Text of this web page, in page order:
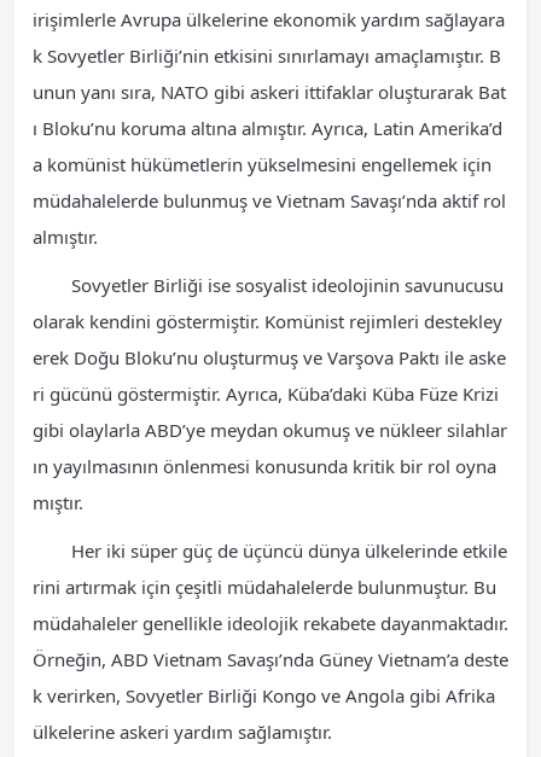
irişimlerle Avrupa ülkelerine ekonomik yardım sağlayara
k Sovyetler Birliği’nin etkisini sınırlamayı amaçlamıştır. B
unun yanı sıra, NATO gibi askeri ittifaklar oluşturarak Bat
ı Bloku’nu koruma altına almıştır. Ayrıca, Latin Amerika’d
a komünist hükümetlerin yükselmesini engellemek için
müdahalelerde bulunmuş ve Vietnam Savaşı’nda aktif rol
almıştır.
Sovyetler Birliği ise sosyalist ideolojinin savunucusu
olarak kendini göstermiştir. Komünist rejimleri destekley
erek Doğu Bloku’nu oluşturmuş ve Varşova Paktı ile aske
ri gücünü göstermiştir. Ayrıca, Küba’daki Küba Füze Krizi
gibi olaylarla ABD’ye meydan okumuş ve nükleer silahlar
ın yayılmasının önlenmesi konusunda kritik bir rol oyna
mıştır.
Her iki süper güç de üçüncü dünya ülkelerinde etkile
rini artırmak için çeşitli müdahalelerde bulunmuştur. Bu
müdahaleler genellikle ideolojik rekabete dayanmaktadır.
Örneğin, ABD Vietnam Savaşı’nda Güney Vietnam’a deste
k verirken, Sovyetler Birliği Kongo ve Angola gibi Afrika
ülkelerine askeri yardım sağlamıştır.